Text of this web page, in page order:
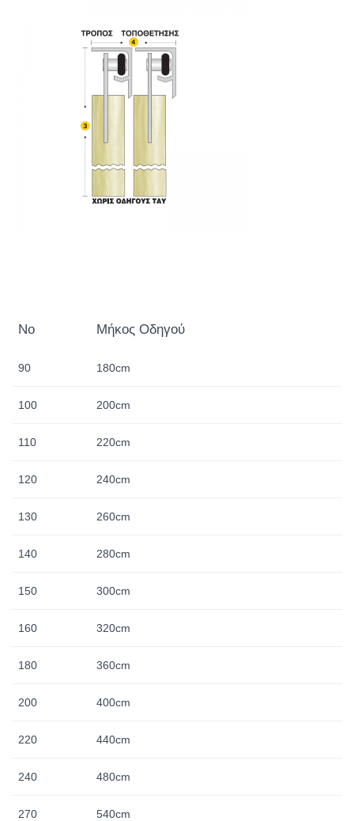
No Μήκος Οδηγού
90 180cm
100 200cm
110 220cm
120 240cm
130 260cm
140 280cm
150 300cm
160 320cm
180 360cm
200 400cm
220 440cm
240 480cm
270 540cm